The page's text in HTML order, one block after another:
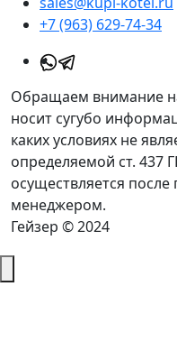
+7 (963) 629-74-34
Обращаем внимание
носит сугубо
каких условиях не
определяемой ст. 437
осуществляется
менеджером.
Гейзер © 2024